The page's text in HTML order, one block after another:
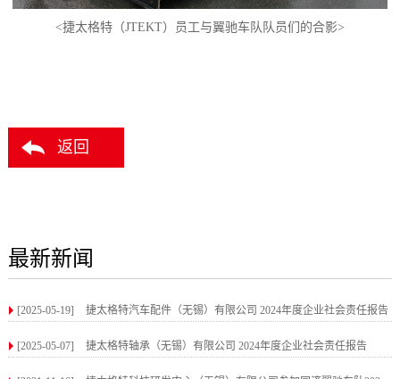
<捷太格特（JTEKT）员工与翼驰车队队员们的合影>
返回
最新新闻
[2025-05-19] 捷太格特汽车配件（无锡）有限公司 2024年度企业社会责任报告
[2025-05-07] 捷太格特轴承（无锡）有限公司 2024年度企业社会责任报告